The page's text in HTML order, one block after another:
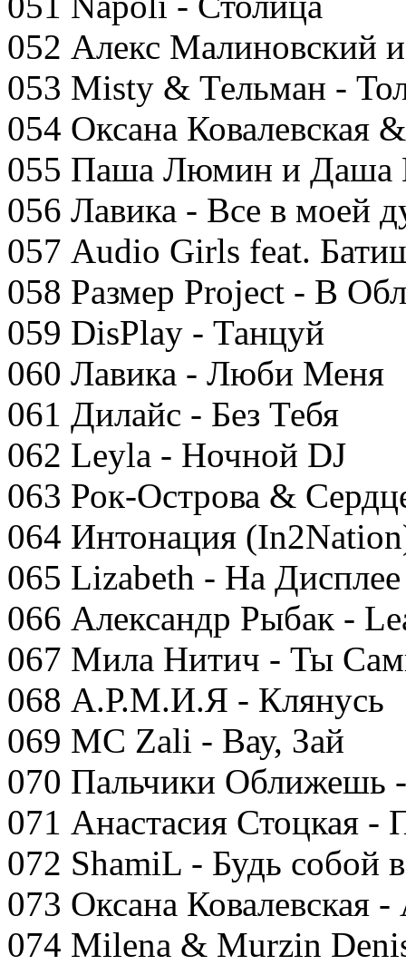
052 Алекс Малиновский
053 Misty & Тельман -
054 Оксана Ковалевская
055 Паша Люмин и Даша
056 Лавика - Все в моей
057 Audio Girls feat.
058 Размер Project - В
059 DisPlay - Танцуй
060 Лавика - Люби Меня
061 Дилайс - Без Тебя
062 Leyla - Ночной DJ
063 Рок-Острова &
064 Интонация
065 Lizabeth - На Дисплее
066 Александр Рыбак -
067 Мила Нитич - Ты
068 А.Р.М.И.Я - Клянусь
069 MC Zali - Вау, Зай
070 Пальчики Оближешь
071 Анастасия Стоцкая -
072 ShamiL - Будь собой
073 Оксана Ковалевская
074 Milena & Murzin